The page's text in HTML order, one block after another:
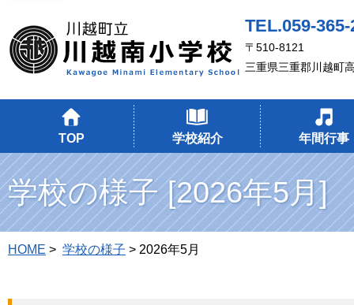
TEL.059-365-
〒510-8121
三重県三重郡川越町
TOP 学校紹介 年間行事
学校の様子 [2026年5月]
HOME > 学校の様子 > 2026年5月